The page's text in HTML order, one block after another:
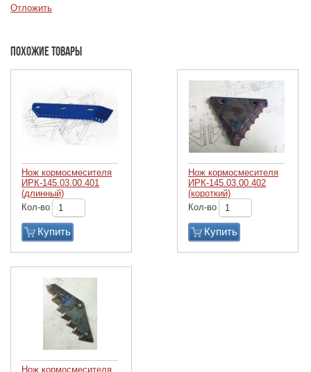
Отложить
Похожие товары
Нож кормосмесителя
ИРК-145.03.00.401
(длинный)
Кол-во
Купить
Нож кормосмесителя
ИРК-145.03.00.402
(короткий)
Кол-во
Купить
Нож кормосмесителя